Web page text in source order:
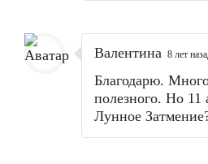
Валентина 8 лет
Благодарю.
полезного. Но 11
Лунное